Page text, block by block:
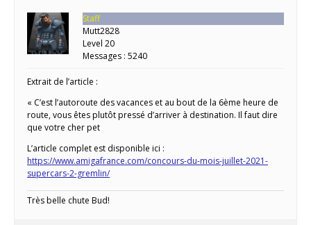
Staff
Mutt2828
Level 20
Messages : 5240
Extrait de l’article :
« C’est l’autoroute des vacances et au bout de la 6ème heure de
route, vous êtes plutôt pressé d’arriver à destination. Il faut dire
que votre cher pet
L’article complet est disponible ici :
https://www.amigafrance.com/concours-du-mois-juillet-2021-
supercars-2-gremlin/
Très belle chute Bud!